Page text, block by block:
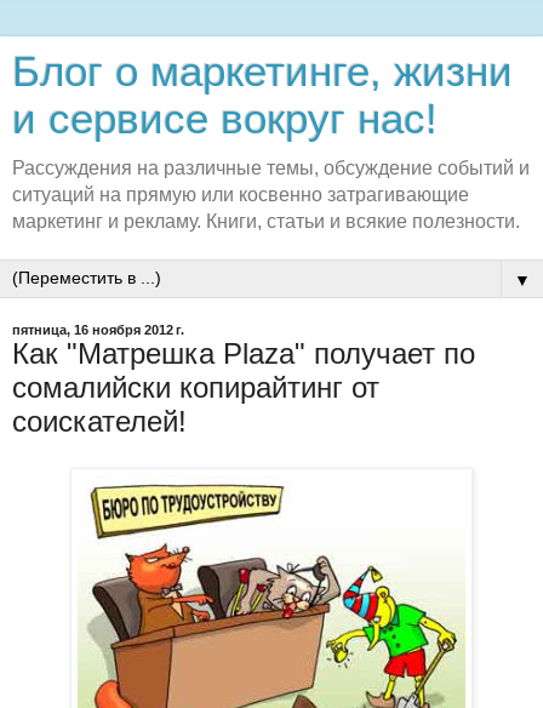
Блог о маркетинге, жизни
и сервисе вокруг нас!
Рассуждения на различные темы, обсуждение событий и
ситуаций на прямую или косвенно затрагивающие
маркетинг и рекламу. Книги, статьи и всякие полезности.
▼
пятница, 16 ноября 2012 г.
Как "Матрешка Plaza" получает по
сомалийски копирайтинг от
соискателей!